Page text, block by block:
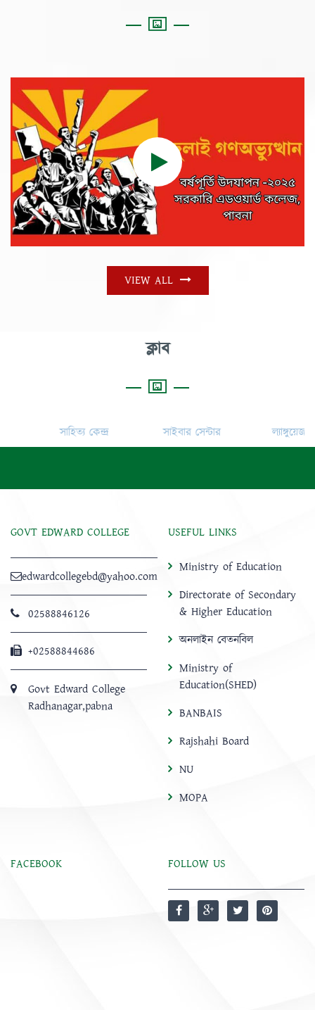
VIEW ALL
ক্লাব
সাহিত্য কেন্দ্র সাইবার সেন্টার ল্যাঙ্গুয়েজ ক্লাব
GOVT EDWARD COLLEGE
edwardcollegebd@yahoo.com
02588846126
+02588844686
Govt Edward College
Radhanagar,pabna
USEFUL LINKS
Ministry of Education
Directorate of Secondary
& Higher Education
অনলাইন বেতনবিল
Ministry of
Education(SHED)
BANBAIS
Rajshahi Board
NU
MOPA
FACEBOOK FOLLOW US